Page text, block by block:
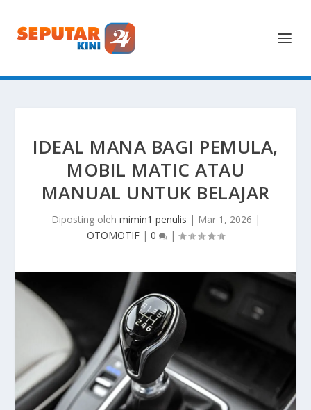
IDEAL MANA BAGI PEMULA,
MOBIL MATIC ATAU
MANUAL UNTUK BELAJAR
Diposting oleh mimin1 penulis | Mar 1, 2026 |
OTOMOTIF | 0 |